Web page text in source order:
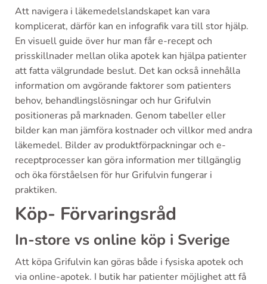
Att navigera i läkemedelslandskapet kan vara
komplicerat, därför kan en infografik vara till stor hjälp.
En visuell guide över hur man får e-recept och
prisskillnader mellan olika apotek kan hjälpa patienter
att fatta välgrundade beslut. Det kan också innehålla
information om avgörande faktorer som patienters
behov, behandlingslösningar och hur Grifulvin
positioneras på marknaden. Genom tabeller eller
bilder kan man jämföra kostnader och villkor med andra
läkemedel. Bilder av produktförpackningar och e-
receptprocesser kan göra information mer tillgänglig
och öka förståelsen för hur Grifulvin fungerar i
praktiken.
Köp- Förvaringsråd
In-store vs online köp i Sverige
Att köpa Grifulvin kan göras både i fysiska apotek och
via online-apotek. I butik har patienter möjlighet att få